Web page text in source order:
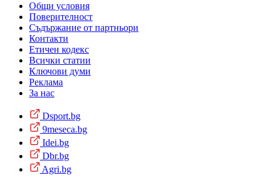
Общи условия
Поверителност
Съдържание от партньори
Контакти
Етичен кодекс
Всички статии
Ключови думи
Реклама
За нас
Dsport.bg
9meseca.bg
Idei.bg
Dbr.bg
Agri.bg